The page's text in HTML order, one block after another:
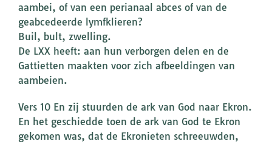
aambei, of van een perianaal abces of van de
geabcedeerde lymfklieren?
Buil, bult, zwelling.
De LXX heeft: aan hun verborgen delen en de
Gattietten maakten voor zich afbeeldingen van
aambeien.
Vers 10 En zij stuurden de ark van God naar Ekron.
En het geschiedde toen de ark van God te Ekron
gekomen was, dat de Ekronieten schreeuwden,